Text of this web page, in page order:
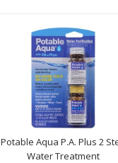
Potable Aqua P.A. Plus 2
Water Treatment